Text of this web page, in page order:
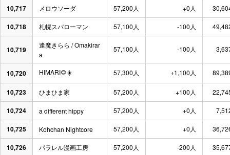
10,717 メロウソーダ 57,200人 +0人
10,718 札幌スパローマン 57,100人 -100人
10,719
逢魔きらら / Omakirar
a
57,100人 -100人
10,720 HIMARI🌻☀️ 57,300人 +1,100人
10,723 ひまひま家 57,200人 +100人
10,724 a different hippy 57,200人 +0人
10,725 Kohchan Nightcore 57,200人 +0人
10,726 パラレル漫画工房 57,200人 -200人